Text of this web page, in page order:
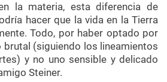
la materia, esta diferencia de
hacer que la vida en la Tierra
Todo, por haber optado por
(siguiendo los lineamientos
y no uno sensible y delicado
Steiner.